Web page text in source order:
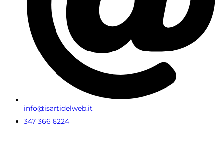
info@isartidelweb.it
347 366 8224